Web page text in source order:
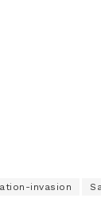
invasion